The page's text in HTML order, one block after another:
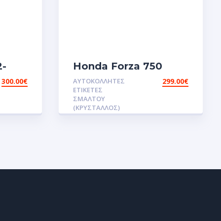
300.00€
Honda Forza 750
Αυτοκολλητες ετικέτες
3D
σμάλτου.Αυτοκόλλητα.stickers
ΑΥΤΟΚΌΛΛΗΤΕΣ
ΕΤΙΚΈΤΕΣ
ΣΜΆΛΤΟΥ
(ΚΡΥΣΤΑΛΛΟΣ)
299.00€